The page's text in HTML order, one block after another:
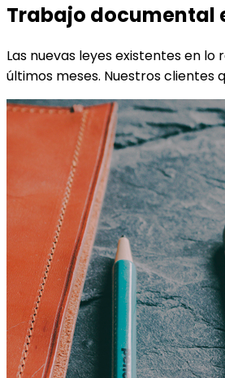
Trabajo documental
Las nuevas leyes existentes en lo
últimos meses. Nuestros clientes